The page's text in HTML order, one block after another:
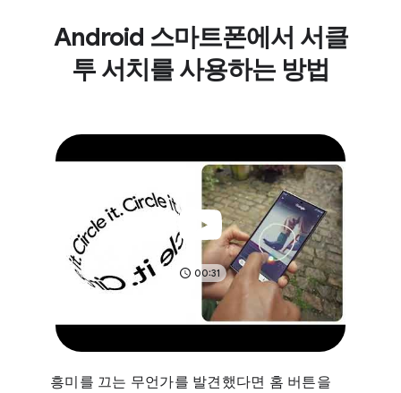
Android 스마트폰에서 서클
투 서치를 사용하는 방법
00:31
흥미를 끄는 무언가를 발견했다면 홈 버튼을